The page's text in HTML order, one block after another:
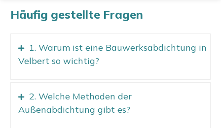
Häufig gestellte Fragen
1. Warum ist eine Bauwerksabdichtung in
Velbert so wichtig?
2. Welche Methoden der
Außenabdichtung gibt es?